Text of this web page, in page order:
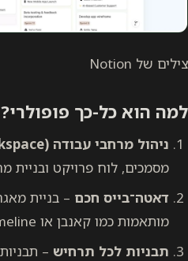
צילים של Notion
למה הוא כל-כך פופולרי?
ניהול מרחבי עבודה (Workspace)
מסמכים, לוח פרויקט ובניית
דאטה־בייס חכם – בניית
מותאמות כמו קאנבן או Timeline בלחיצת כפתור.
תבניות לכל תרחיש –